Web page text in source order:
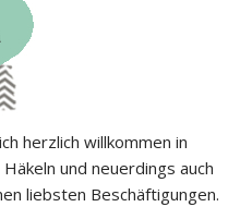
herzlich willkommen in
und neuerdings auch
liebsten Beschäftigungen.